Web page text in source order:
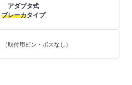
アダプタ式
ブレーカタイプ
（取付用ピン・ボスなし）